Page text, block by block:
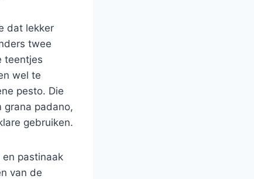
dat lekker
twee
teentjes
wel te
pesto. Die
grana padano,
gebruiken.
pastinaak
van de